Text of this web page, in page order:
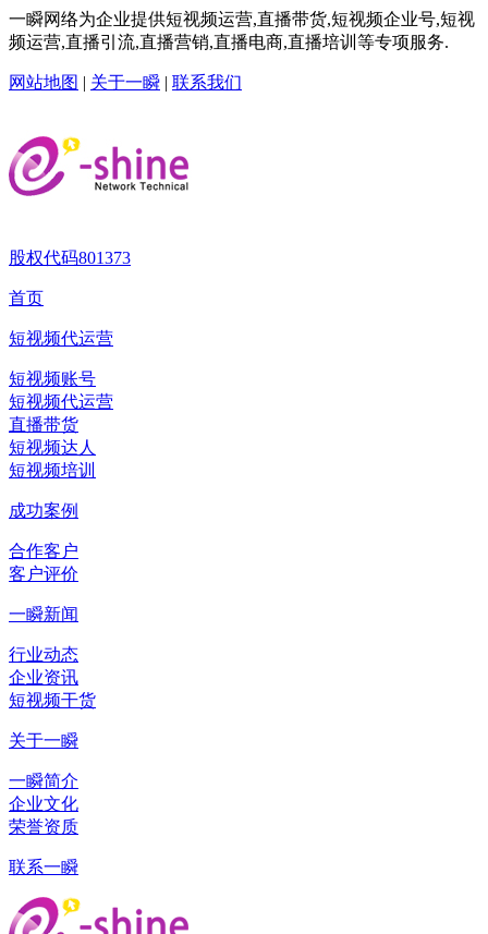
一瞬网络为企业提供短视频运营,直播带货,短视频企业号,短视
频运营,直播引流,直播营销,直播电商,直播培训等专项服务.
网站地图 | 关于一瞬 | 联系我们
股权代码801373
首页
短视频代运营
短视频账号
短视频代运营
直播带货
短视频达人
短视频培训
成功案例
合作客户
客户评价
一瞬新闻
行业动态
企业资讯
短视频干货
关于一瞬
一瞬简介
企业文化
荣誉资质
联系一瞬